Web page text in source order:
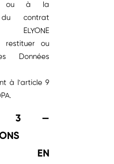
ou à la
du contrat
ELYONE
restituer ou
Données
à l'article 9
3 —
EN